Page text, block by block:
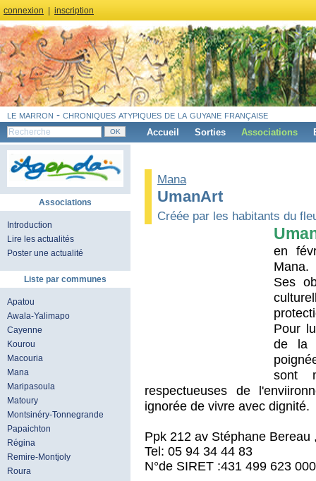
connexion inscription
le marron - chroniques atypiques de la guyane française
Accueil Sorties Associations
Associations
Introduction
Lire les actualités
Poster une actualité
Liste par communes
Apatou
Awala-Yalimapo
Cayenne
Kourou
Macouria
Mana
Maripasoula
Matoury
Montsinéry-Tonnegrande
Papaichton
Régina
Remire-Montjoly
Roura
Mana
UmanArt
Créée par les habitants du
en
Mana.
Ses
Pour
de la
sont
respectueuses de
ignorée de vivre avec dignité.
Ppk 212 av Stéphane
Tel: 05 94 34 44 83
N°de SIRET :431 499 623